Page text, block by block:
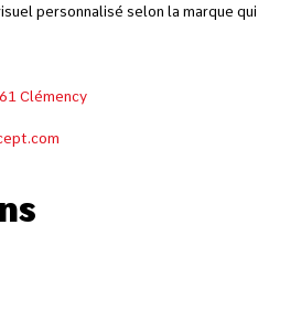
personnalisé selon la marque qui
Clémency